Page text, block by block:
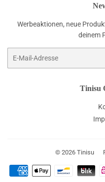
Werbeaktionen, neue
deinem
Tinisu
© 2026 Tinisu